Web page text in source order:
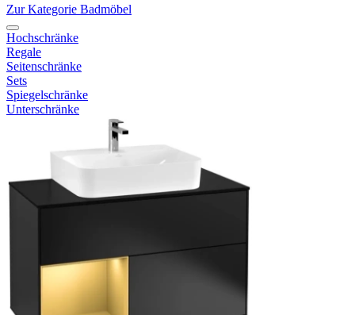
Zur Kategorie Badmöbel
Hochschränke
Regale
Seitenschränke
Sets
Spiegelschränke
Unterschränke